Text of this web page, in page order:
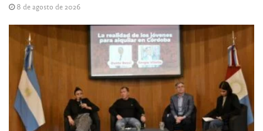
8 de agosto de 2026